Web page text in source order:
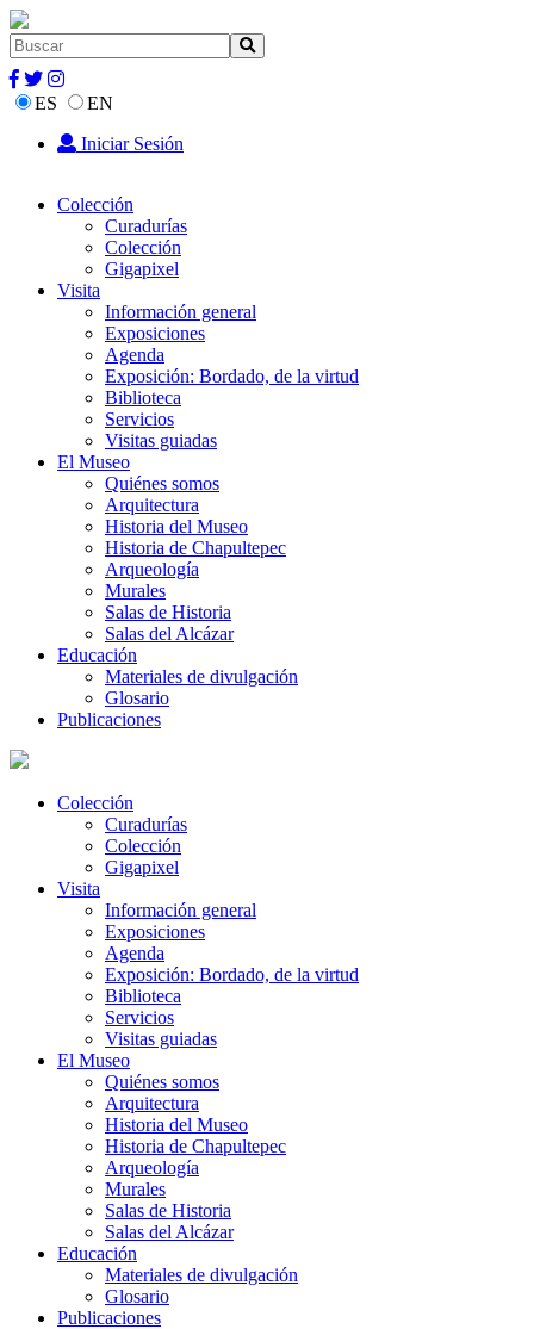
ES
EN
Iniciar Sesión
Colección
Curadurías
Colección
Gigapixel
Visita
Información general
Exposiciones
Agenda
Exposición: Bordado, de la virtud
Biblioteca
Servicios
Visitas guiadas
El Museo
Quiénes somos
Arquitectura
Historia del Museo
Historia de Chapultepec
Arqueología
Murales
Salas de Historia
Salas del Alcázar
Educación
Materiales de divulgación
Glosario
Publicaciones
Colección
Curadurías
Colección
Gigapixel
Visita
Información general
Exposiciones
Agenda
Exposición: Bordado, de la virtud
Biblioteca
Servicios
Visitas guiadas
El Museo
Quiénes somos
Arquitectura
Historia del Museo
Historia de Chapultepec
Arqueología
Murales
Salas de Historia
Salas del Alcázar
Educación
Materiales de divulgación
Glosario
Publicaciones